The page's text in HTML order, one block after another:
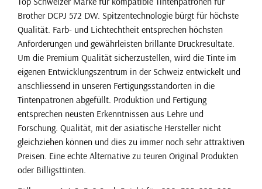
Brother DCPJ 572 DW. Spitzentechnologie bürgt für höchste
Qualität. Farb- und Lichtechtheit entsprechen höchsten
Anforderungen und gewährleisten brillante Druckresultate.
Um die Premium Qualität sicherzustellen, wird die Tinte im
eigenen Entwicklungszentrum in der Schweiz entwickelt und
anschliessend in unseren Fertigungsstandorten in die
Tintenpatronen abgefüllt. Produktion und Fertigung
entsprechen neusten Erkenntnissen aus Lehre und
Forschung. Qualität, mit der asiatische Hersteller nicht
gleichziehen können und dies zu immer noch sehr attraktiven
Preisen. Eine echte Alternative zu teuren Original Produkten
oder Billigsttinten.